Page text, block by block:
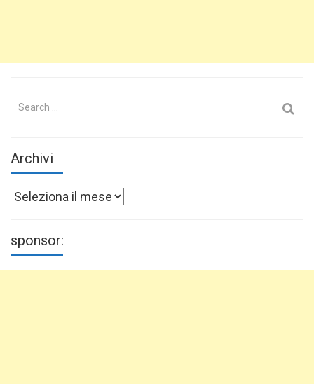
Search
Archivi
Archivi
sponsor: